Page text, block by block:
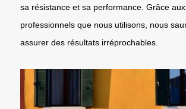
sa résistance et sa performance. Grâce
professionnels que nous utilisons, nous
assurer des résultats irréprochables.